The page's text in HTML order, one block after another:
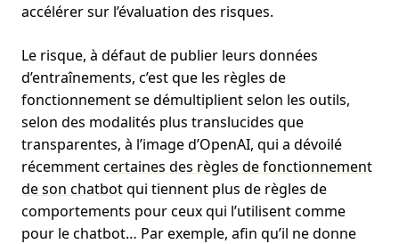
accélérer sur l’évaluation des risques.
Le risque, à défaut de publier leurs données
d’entraînements, c’est que les règles de
fonctionnement se démultiplient selon les outils,
selon des modalités plus translucides que
transparentes, à l’image d’OpenAI, qui a dévoilé
récemmentcertaines des règles de fonctionnement
de son chatbotqui tiennent plus de règles de
comportements pour ceux qui l’utilisent comme
pour le chatbot… Par exemple, afin qu’il ne donne